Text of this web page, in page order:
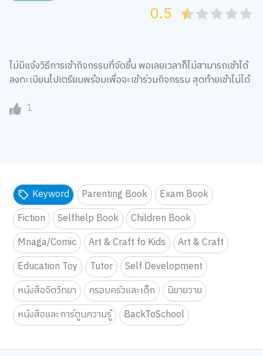
45
4
35
3
25
2
15
1
05
0.5
ไม่มีแจ้งวิธีการเข้ากิจกรรมที่จัดขึ้น พอเลยเวลาก็ไม่สามารถเข้าได้
ลงทะเบียนไปเตรียมพร้อมเพื่อจะเข้าร่วมกิจกรรม สุดท้ายเข้าไม่ได้
1
Keyword Parenting Book
Exam Book
Fiction
Selfhelp Book
Children Book
Mnaga/Comic
Art & Craft fo Kids
Art & Craft
Education Toy
Tutor
Self Development
หนังสือจิตวิทยา
ครอบครัวและเด็ก
นิยายวาย
หนังสือและการ์ตูนความรู้
BackToSchool